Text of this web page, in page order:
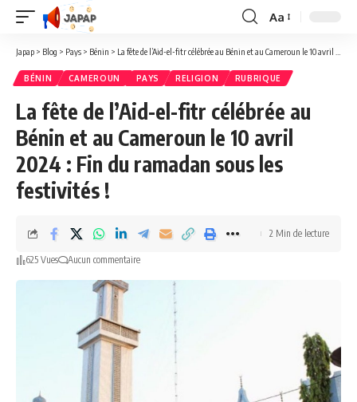
Redimensionner
la
Aa
Japap > Blog > Pays > Bénin > La fête de l’Aid-el-fitr célébrée au Bénin et au Cameroun le 10 avril 2024 : Fin du ramadan sous les festivités !
BÉNIN CAMEROUN PAYS RELIGION RUBRIQUE
La fête de l’Aid-el-fitr célébrée au
Bénin et au Cameroun le 10 avril
2024 : Fin du ramadan sous les
festivités !
625 Vues Aucun commentaire
2 Min de lecture